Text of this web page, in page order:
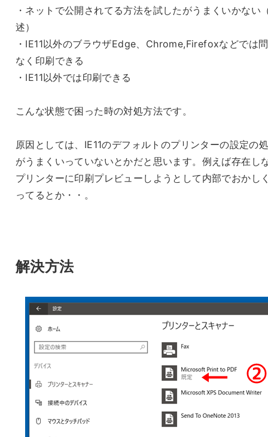
・ネットで公開されてる方法を試したがうまくいかない
述）
・IE11以外のブラウザEdge、Chrome,Firefoxなどでは
なく印刷できる
・IE11以外では印刷できる
こんな状態で困った時の対処方法です。
原因としては、IE11のデフォルトのプリンターの設定の
がうまくいっていないとかだと思います。例えば存在し
プリンターに印刷プレビューしようとして内部でおかし
ってるとか・・。
解決方法